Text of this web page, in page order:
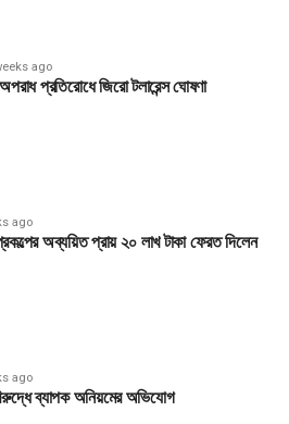
ago
প্রতিরোধে জিরো টলারেন্স ঘোষণা
ago
অব্যয়িত প্রায় ২০ লাখ টাকা ফেরত দিলেন
ago
ব্যাপক অনিয়মের অভিযোগ